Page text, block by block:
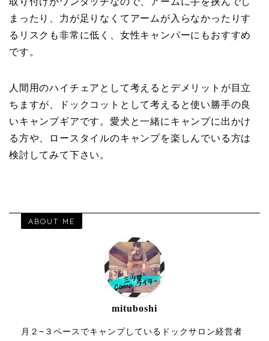
まったり、力が足りなくてアームが入らなかったりす
るリスクも非常に低く、女性キャンパーにもおすすめ
です。
人間用のハイチェアとして考えるとデメリットが目立
ちますが、ドックコットとして考えると使い勝手の良
いキャンプギアです。愛犬と一緒にキャンプに出かけ
る方や、ロースタイルのキャンプを楽しんでいる方は
検討してみて下さい。
ABOUT ME
mituboshi
月２−３ペースでキャンプしているドックサロン経営者